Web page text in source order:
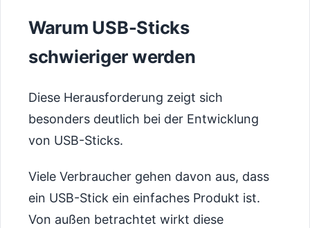
Warum USB-Sticks
schwieriger werden
Diese Herausforderung zeigt sich
besonders deutlich bei der Entwicklung
von USB-Sticks.
Viele Verbraucher gehen davon aus, dass
ein USB-Stick ein einfaches Produkt ist.
Von außen betrachtet wirkt diese